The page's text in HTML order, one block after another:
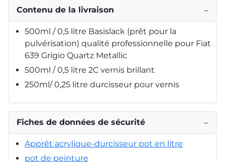
Contenu de la livraison −
500ml / 0,5 litre Basislack (prêt pour la
pulvérisation) qualité professionnelle pour Fiat
639 Grigio Quartz Metallic
500ml / 0,5 litre 2C vernis brillant
250ml/ 0,25 litre durcisseur pour vernis
Fiches de données de sécurité −
Apprêt acrylique-durcisseur pot en litre
pot de peinture